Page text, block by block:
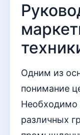
Одним из
понимание
Необходимо
различных